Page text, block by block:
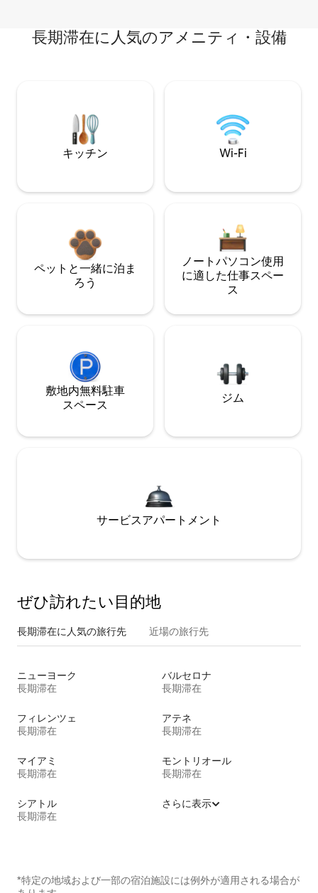
長期滞在に人気のアメニティ・設備
キッチン Wi-Fi
ペットと一緒に泊ま
ろう
ノートパソコン使用
に適した仕事スペー
ス
敷地内無料駐⁠車
ス⁠ペ⁠ー⁠ス
ジム
サービスアパートメント
ぜひ訪⁠れ⁠た⁠い目⁠的⁠地
長期滞在に人気の旅行先 近場の旅行先
ニューヨーク
長期滞在
バルセロナ
長期滞在
フィレンツェ
長期滞在
アテネ
長期滞在
マイアミ
長期滞在
モントリオール
長期滞在
シアトル
長期滞在
さらに表示
*特定の地域および一部の宿泊施設には例外が適用される場合が